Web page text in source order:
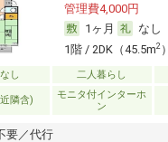
管理費4,000円
1ヶ月
なし
1階 / 2DK（45.5m2）
し 二人暮らし
隣含)
モニタ付インターホ
ン
要／代行